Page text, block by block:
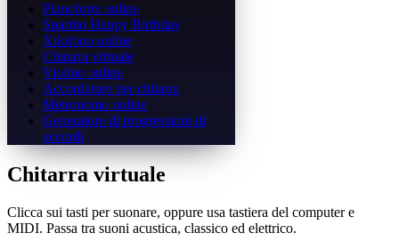
Pianoforte online
Spartito Happy Birthday
Xilofono online
Chitarra virtuale
Violino online
Accordatore per chitarra
Metronomo online
Generatore di progressioni di
accordi
Chitarra virtuale
Clicca sui tasti per suonare, oppure usa tastiera del computer e
MIDI. Passa tra suoni acustica, classico ed elettrico.